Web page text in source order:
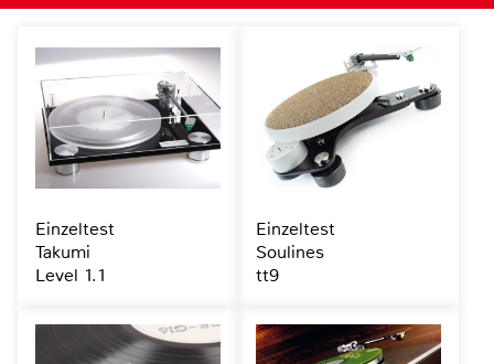
Einzeltest
Takumi
Level 1.1
Einzeltest
Soulines
tt9